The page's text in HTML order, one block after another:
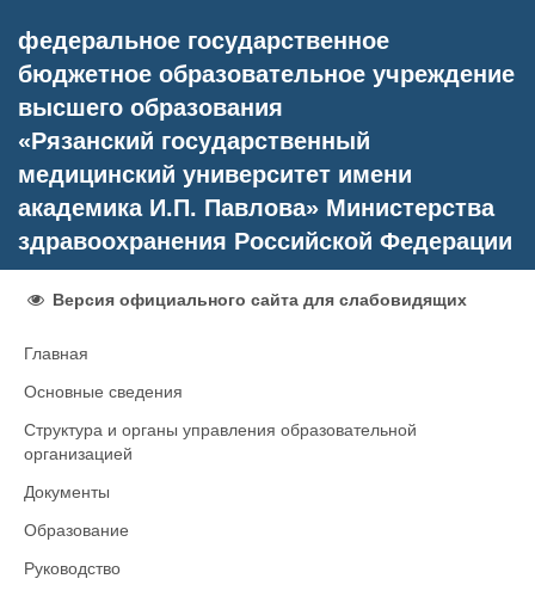
федеральное государственное
бюджетное образовательное учреждение
высшего образования
«Рязанский государственный
медицинский университет имени
академика И.П. Павлова» Министерства
здравоохранения Российской Федерации
Версия официального сайта для слабовидящих
Главная
Основные сведения
Структура и органы управления образовательной
организацией
Документы
Образование
Руководство